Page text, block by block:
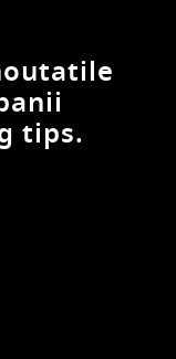
tips.